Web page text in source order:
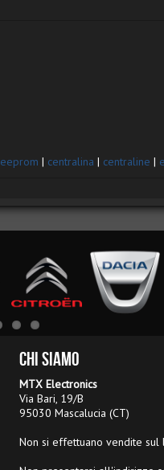
eeprom | centralina | centraline |
Chi Siamo
MTX Electronics
Via Bari, 19/B
95030 Mascalucia (CT)
Non si effettuano vendite sul